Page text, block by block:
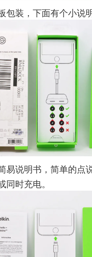
包装，下面有个小说明
易说明书，简单的点
同时充电。